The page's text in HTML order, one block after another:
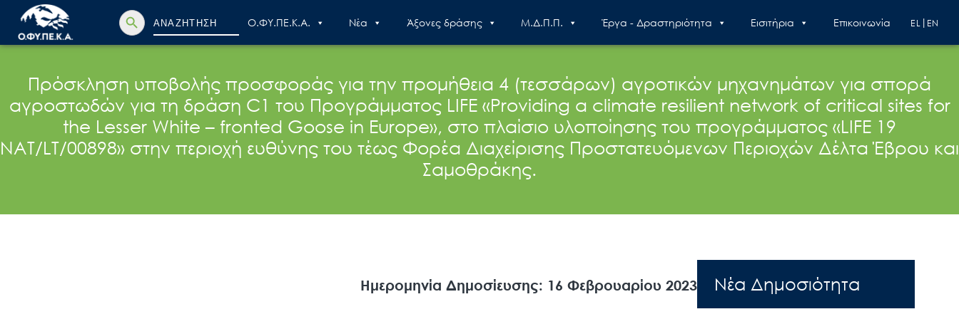
Search
for:
Search Button
Ο.ΦΥ.ΠΕ.Κ.Α. Nέα Άξονες δράσης Μ.Δ.Π.Π. Έργα - Δραστηριότητα Εισιτήρια Επικοινωνία EN
EL
Πρόσκληση υποβολής προσφοράς για την προμήθεια 4 (τεσσάρων) αγροτικών μηχανημάτων για σπορά
αγροστωδών για τη δράση C1 του Προγράμματος LIFE «Providing a climate resilient network of critical sites for
the Lesser White – fronted Goose in Europe», στο πλαίσιο υλοποίησης του προγράμματος «LIFE 19
NAT/LT/00898» στην περιοχή ευθύνης του τέως Φορέα Διαχείρισης Προστατευόμενων Περιοχών Δέλτα Έβρου και
Σαμοθράκης.
Ημερομηνία Δημοσίευσης: 16 Φεβρουαρίου 2023 Nέα Δημοσιότητα